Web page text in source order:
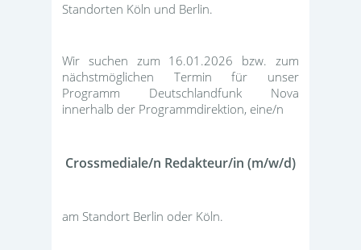
Standorten Köln und Berlin.
Wir suchen zum 16.01.2026 bzw. zum
nächstmöglichen Termin für unser
Programm Deutschlandfunk Nova
innerhalb der Programmdirektion, eine/n
Crossmediale/n Redakteur/in (m/w/d)
am Standort Berlin oder Köln.